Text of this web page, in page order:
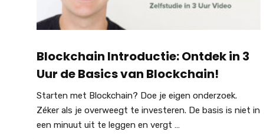
Blockchain Introductie: Ontdek in 3
Uur de Basics van Blockchain!
Starten met Blockchain? Doe je eigen onderzoek.
Zéker als je overweegt te investeren. De basis is niet in
een minuut uit te leggen en vergt …